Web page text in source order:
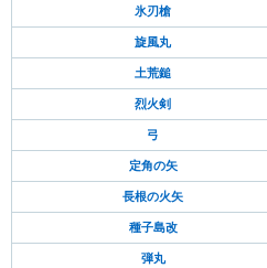
氷刃槍
旋風丸
土荒鎚
烈火剣
弓
定角の矢
長根の火矢
種子島改
弾丸